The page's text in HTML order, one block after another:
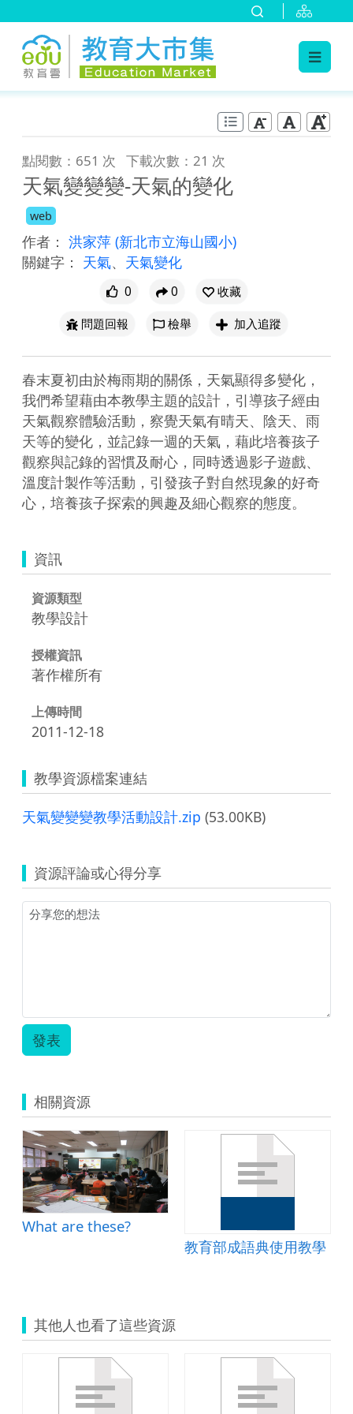
點閱數：651 次 下載次數：21 次
天氣變變變-天氣的變化
web
作者： 洪家萍 (新北市立海山國小)
關鍵字： 天氣、 天氣變化
0 0
收藏
問題回報
檢舉 加入追蹤
春末夏初由於梅雨期的關係，天氣顯得多變化，
我們希望藉由本教學主題的設計，引導孩子經由
天氣觀察體驗活動，察覺天氣有晴天、陰天、雨
天等的變化，並記錄一週的天氣，藉此培養孩子
觀察與記錄的習慣及耐心，同時透過影子遊戲、
溫度計製作等活動，引發孩子對自然現象的好奇
心，培養孩子探索的興趣及細心觀察的態度。
資訊
資源類型
教學設計
授權資訊
著作權所有
上傳時間
2011-12-18
教學資源檔案連結
天氣變變變教學活動設計.zip (53.00KB)
資源評論或心得分享
發表
相關資源
What are these?
教育部成語典使用教學
其他人也看了這些資源